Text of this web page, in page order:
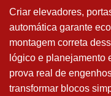
Criar elevadores,
automática garante
montagem correta
lógico e planejamento
prova real de
transformar blocos